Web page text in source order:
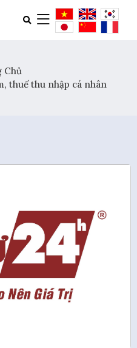
Chủ
thuế thu nhập cá nhân